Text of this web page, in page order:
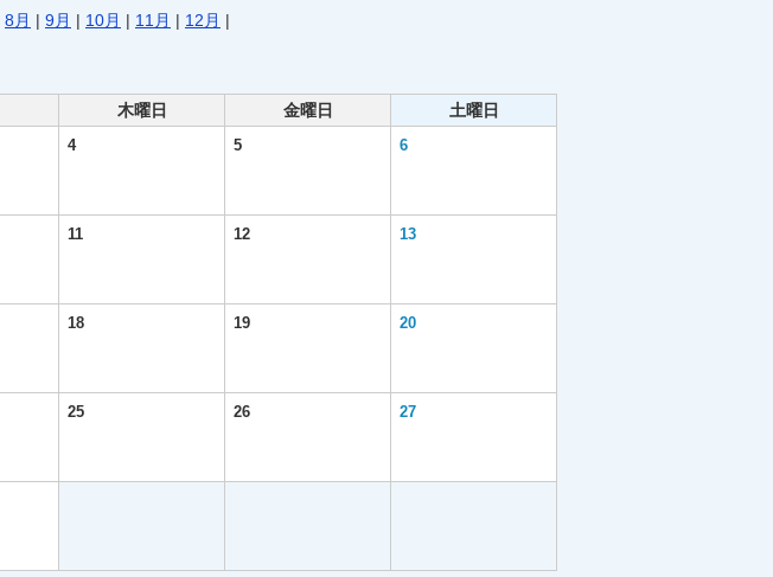
8月 | 9月 | 10月 | 11月 | 12月 |
木曜日 金曜日 土曜日
4 5 6
11 12 13
18 19 20
25 26 27